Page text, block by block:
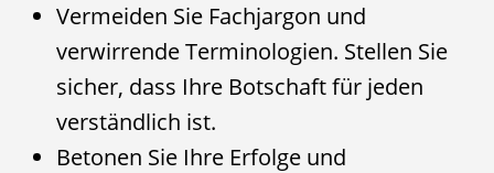
Vermeiden Sie Fachjargon und
verwirrende Terminologien. Stellen Sie
sicher, dass Ihre Botschaft für jeden
verständlich ist.
Betonen Sie Ihre Erfolge und